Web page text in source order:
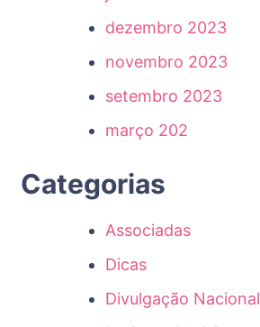
dezembro 2023
novembro 2023
setembro 2023
março 202
Categorias
Associadas
Dicas
Divulgação Nacional